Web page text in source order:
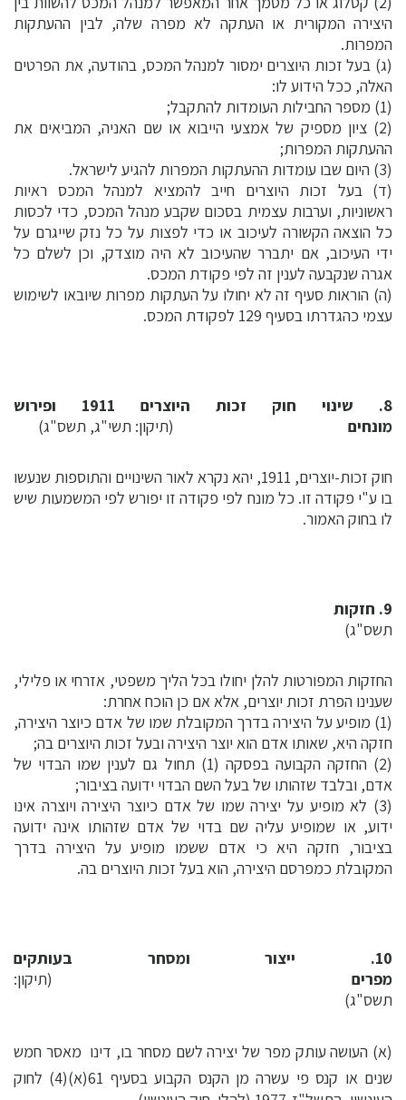
היצירה המקורית או העתקה לא מפרה שלה, לבין ההעתקות
המפרות.
(ג) בעל זכות היוצרים ימסור למנהל המכס, בהודעה, את הפרטים
האלה, ככל הידוע לו:
(1) מספר החבילות העומדות להתקבל;
(2) ציון מספיק של אמצעי הייבוא או שם האניה, המביאים את
ההעתקות המפרות;
(3) היום שבו עומדות ההעתקות המפרות להגיע לישראל.
(ד) בעל זכות היוצרים חייב להמציא למנהל המכס ראיות
ראשוניות, וערבות עצמית בסכום שקבע מנהל המכס, כדי לכסות
כל הוצאה הקשורה לעיכוב או כדי לפצות על כל נזק שייגרם על
ידי העיכוב, אם יתברר שהעיכוב לא היה מוצדק, וכן לשלם כל
אגרה שנקבעה לענין זה לפי פקודת המכס.
(ה) הוראות סעיף זה לא יחולו על העתקות מפרות שיובאו לשימוש
עצמי כהגדרתו בסעיף 129 לפקודת המכס.
8. שינוי חוק זכות היוצרים 1911 ופירוש
מונחים
(תיקון: תשי"ג, תשס"ג)
חוק זכות-יוצרים, 1911, יהא נקרא לאור השינויים והתוספות שנעשו
בו ע"י פקודה זו. כל מונח לפי פקודה זו יפורש לפי המשמעות שיש
לו בחוק האמור.
9. חזקות
תשס"ג)
החזקות המפורטות להלן יחולו בכל הליך משפטי, אזרחי או פלילי,
שענינו הפרת זכות יוצרים, אלא אם כן הוכח אחרת:
(1) מופיע על היצירה בדרך המקובלת שמו של אדם כיוצר היצירה,
חזקה היא, שאותו אדם הוא יוצר היצירה ובעל זכות היוצרים בה;
(2) החזקה הקבועה בפסקה (1) תחול גם לענין שמו הבדוי של
אדם, ובלבד שזהותו של בעל השם הבדוי ידועה בציבור;
(3) לא מופיע על יצירה שמו של אדם כיוצר היצירה ויוצרה אינו
ידוע, או שמופיע עליה שם בדוי של אדם שזהותו אינה ידועה
בציבור, חזקה היא כי אדם ששמו מופיע על היצירה בדרך
המקובלת כמפרסם היצירה, הוא בעל זכות היוצרים בה.
10. ייצור ומסחר בעותקים
מפרים
(תיקון:
תשס"ג)
(א) העושה עותק מפר של יצירה לשם מסחר בו, דינו  מאסר חמש
שנים או קנס פי עשרה מן הקנס הקבוע בסעיף 61(א)(4) לחוק